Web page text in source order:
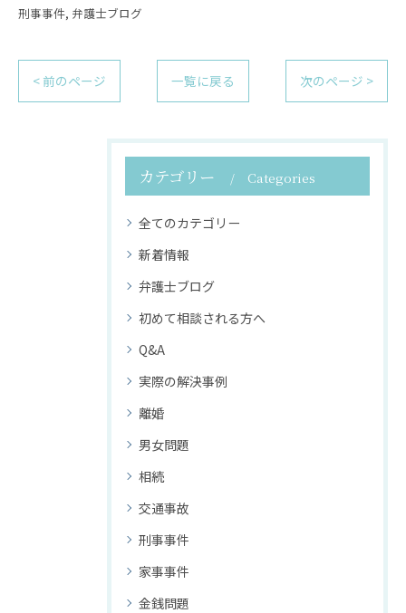
刑事事件 弁護士ブログ
< 前のページ 一覧に戻る 次のページ >
カテゴリー Categories
全てのカテゴリー
新着情報
弁護士ブログ
初めて相談される方へ
Q&A
実際の解決事例
離婚
男女問題
相続
交通事故
刑事事件
家事事件
金銭問題